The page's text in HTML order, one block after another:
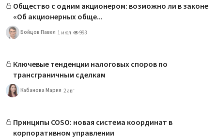
Общество с одним акционером: возможно ли в законе
«Об акционерных обще...
Бойцов Павел 1 июл 993
Ключевые тенденции налоговых споров по
трансграничным сделкам
Кабанова Мария 2 авг
Принципы COSO: новая система координат в
корпоративном управлении